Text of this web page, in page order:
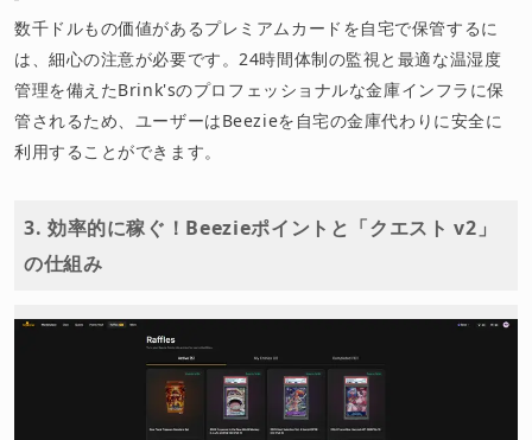
数千ドルもの価値があるプレミアムカードを自宅で保管するに
は、細心の注意が必要です。24時間体制の監視と最適な温湿度
管理を備えたBrink'sのプロフェッショナルな金庫インフラに保
管されるため、ユーザーはBeezieを自宅の金庫代わりに安全に
利用することができます。
3. 効率的に稼ぐ！Beezieポイントと「クエスト v2」
の仕組み